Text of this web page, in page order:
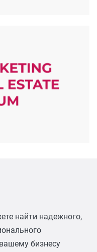
найти надежного,
бизнесу